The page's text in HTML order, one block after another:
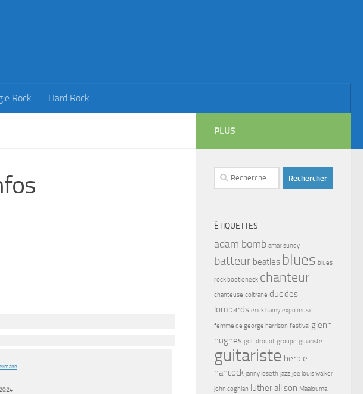
Rock Hard Rock
PLUS
Rechercher :
ÉTIQUETTES
adam bomb amar sundy
batteur beatles blues blues
rock bootleneck chanteur
chanteuse coltrane duc des
lombards erick bamy expo music
femme de george harrison festival glenn
hughes golf drouot groupe guiariste
guitariste herbie
hancock janny loseth jazz joe louis walker
john coghlan luther allison Maalouma